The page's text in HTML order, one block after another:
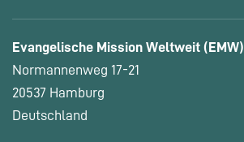
Evangelische Mission Weltweit (EMW)
Normannenweg 17-21
20537 Hamburg
Deutschland